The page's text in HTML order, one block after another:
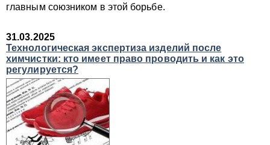
главным союзником в этой борьбе.
31.03.2025
Технологическая экспертиза изделий после
химчистки: кто имеет право проводить и как это
регулируется?